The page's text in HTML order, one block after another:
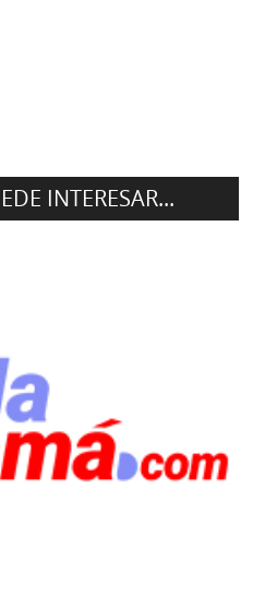
INTERESAR...